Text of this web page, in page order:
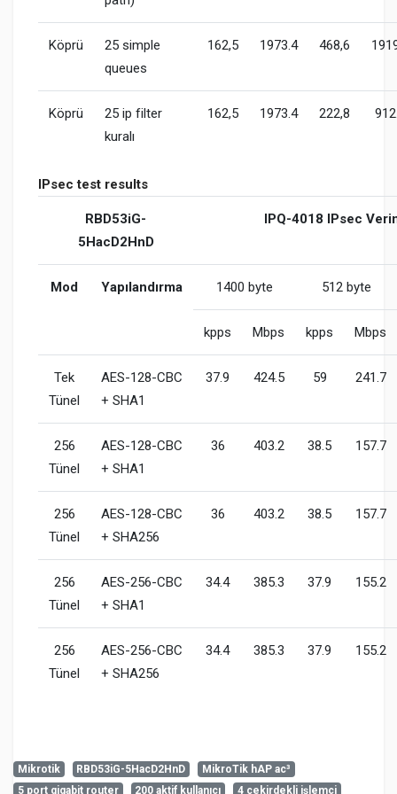
Köprü
25 simple
queues
162,5 1973.4 468,6
Köprü
25 ip filter
kuralı
162,5 1973.4 222,8
IPsec test results
RBD53iG-
5HacD2HnD
IPQ-4018 IPsec
Mod Yapılandırma 1400 byte 512 byte
kpps Mbps kpps Mbps
Tek
Tünel
AES-128-CBC
+ SHA1
37.9 424.5 59 241.7
256
Tünel
AES-128-CBC
+ SHA1
36 403.2 38.5 157.7
256
Tünel
AES-128-CBC
+ SHA256
36 403.2 38.5 157.7
256
Tünel
AES-256-CBC
+ SHA1
34.4 385.3 37.9 155.2
256
Tünel
AES-256-CBC
+ SHA256
34.4 385.3 37.9 155.2
Mikrotik RBD53iG-5HacD2HnD
MikroTik hAP ac³
5 port gigabit router
200 aktif kullanıcı
4 çekirdekli işlemci